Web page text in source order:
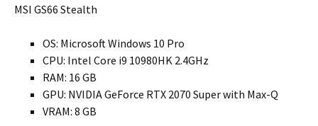
MSI GS66 Stealth
OS: Microsoft Windows 10 Pro
CPU: Intel Core i9 10980HK 2.4GHz
RAM: 16 GB
GPU: NVIDIA GeForce RTX 2070 Super with Max-Q
VRAM: 8 GB